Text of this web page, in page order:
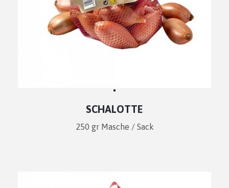
SCHALOTTE
250 gr Masche / Sack